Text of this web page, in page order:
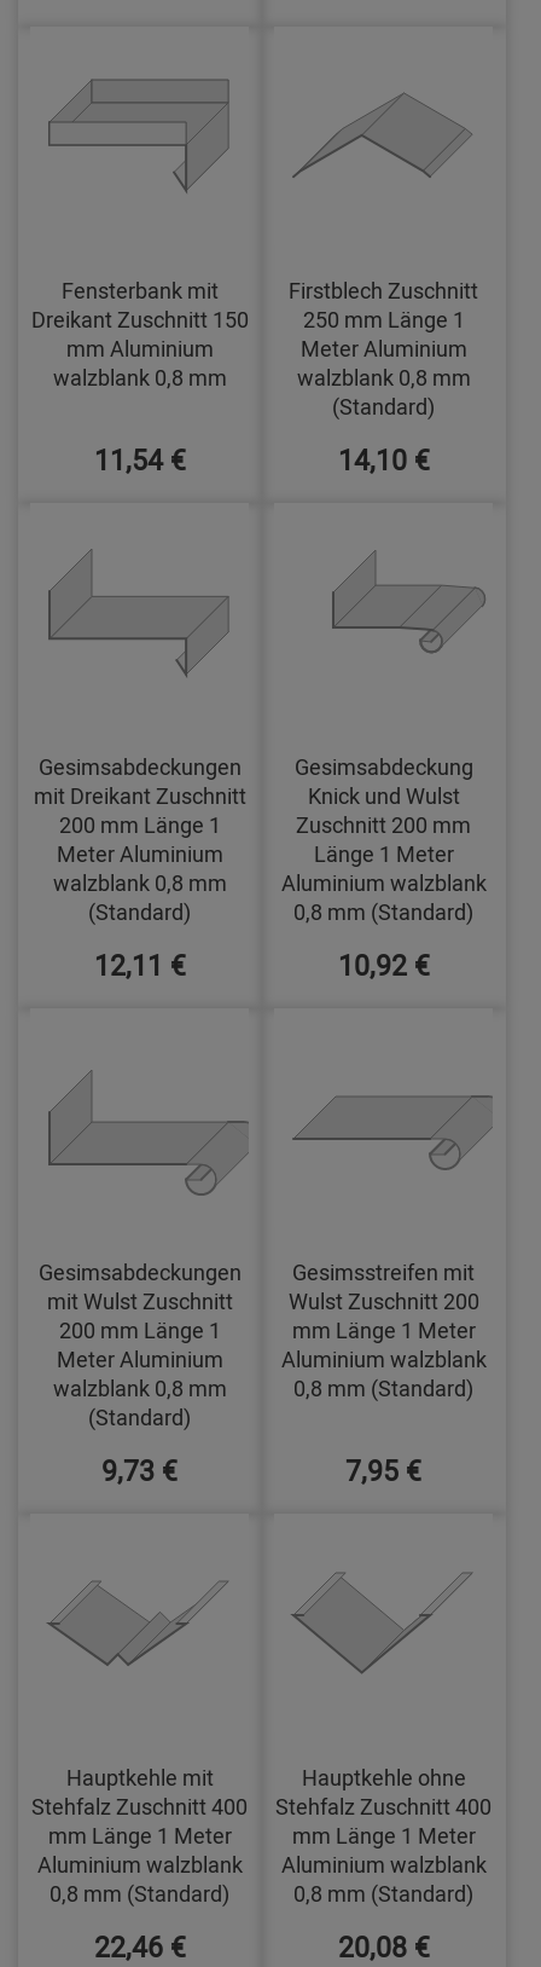
Fensterbank mit
Dreikant Zuschnitt 150
mm Aluminium
walzblank 0,8 mm
11,54 €
Firstblech Zuschnitt
250 mm Länge 1
Meter Aluminium
walzblank 0,8 mm
(Standard)
14,10 €
Gesimsabdeckungen
mit Dreikant Zuschnitt
200 mm Länge 1
Meter Aluminium
walzblank 0,8 mm
(Standard)
12,11 €
Gesimsabdeckung
Knick und Wulst
Zuschnitt 200 mm
Länge 1 Meter
Aluminium walzblank
0,8 mm (Standard)
10,92 €
Gesimsabdeckungen
mit Wulst Zuschnitt
200 mm Länge 1
Meter Aluminium
walzblank 0,8 mm
(Standard)
9,73 €
Gesimsstreifen mit
Wulst Zuschnitt 200
mm Länge 1 Meter
Aluminium walzblank
0,8 mm (Standard)
7,95 €
Hauptkehle mit
Stehfalz Zuschnitt 400
mm Länge 1 Meter
Aluminium walzblank
0,8 mm (Standard)
22,46 €
Hauptkehle ohne
Stehfalz Zuschnitt 400
mm Länge 1 Meter
Aluminium walzblank
0,8 mm (Standard)
20,08 €